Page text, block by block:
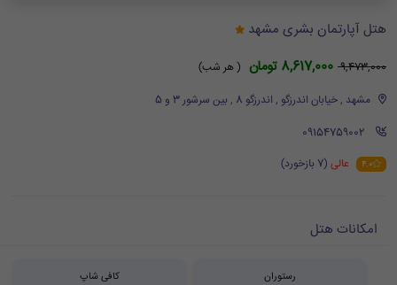
هتل آپارتمان بشری مشهد
9,473,000 8,617,000 تومان
( هر شب)
مشهد , خیابان اندرزگو , اندرزگو 8 , بین سرشور 3 و 5
‪ 09154759002
4.0 عالی (7 بازخورد)
امکانات هتل
رستوران کافی شاپ